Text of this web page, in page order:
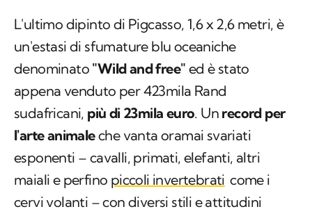
L'ultimo dipinto di Pigcasso, 1,6 x 2,6 metri, è
un'estasi di sfumature blu oceaniche
denominato "Wild and free" ed è stato
appena venduto per 423mila Rand
sudafricani, più di 23mila euro. Un record per
l'arte animaleche vanta oramai svariati
esponenti – cavalli, primati, elefanti, altri
maiali e perfino piccoli invertebrati come i
cervi volanti – con diversi stili e attitudini